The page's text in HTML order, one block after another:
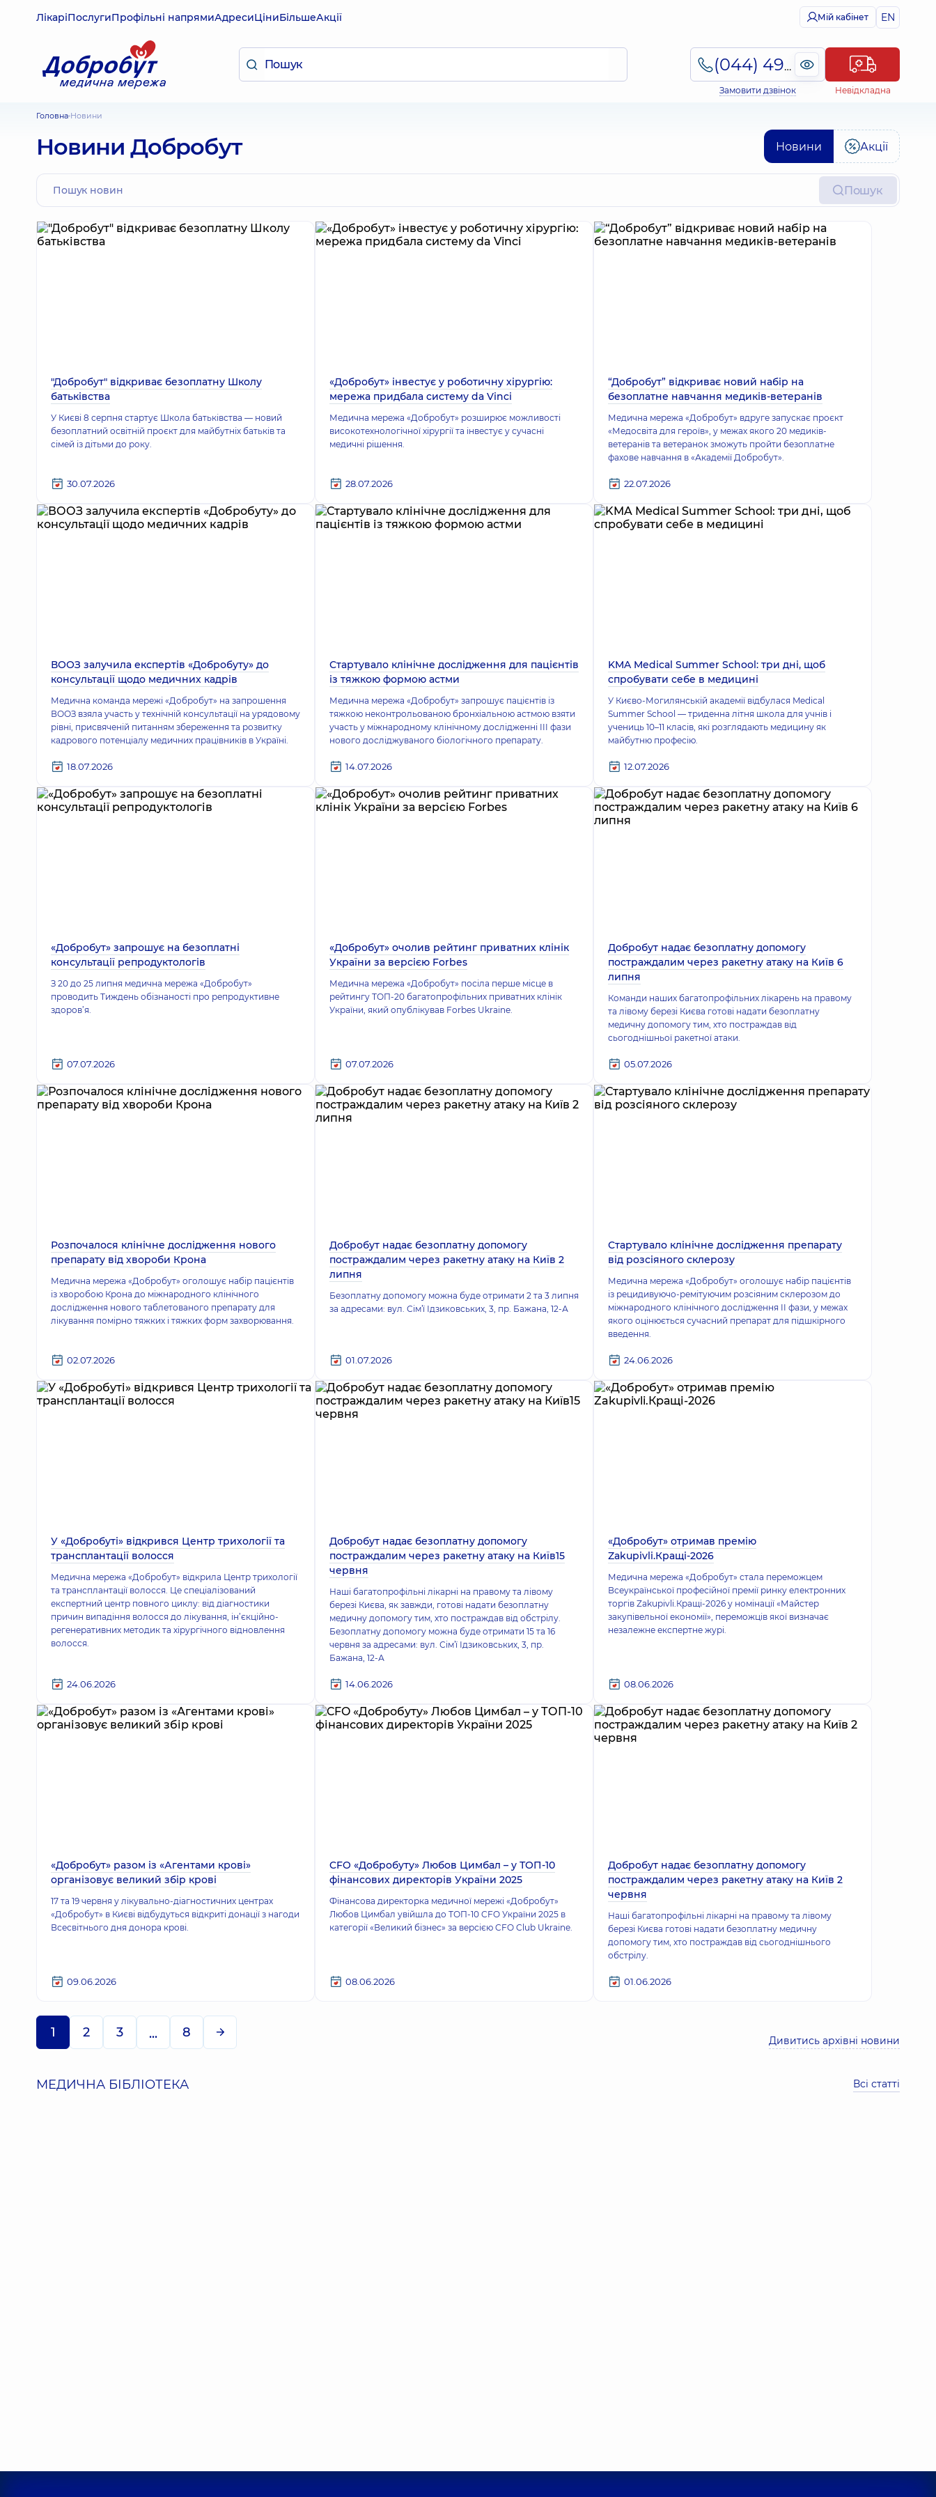
ЛікаріПослугиПрофільні напрямиАдресиЦіниБільшеАкції Мій кабінет EN
(044) 495-2-888
Замовити дзвінок Невідкладна
Головна Новини
Новини Добробут Новини Акції
Пошук
"Добробут" відкриває безоплатну Школу
батьківства
У Києві 8 серпня стартує Школа батьківства — новий
безоплатний освітній проєкт для майбутніх батьків та
сімей із дітьми до року.
30.07.2026
«Добробут» інвестує у роботичну хірургію:
мережа придбала систему da Vinci
Медична мережа «Добробут» розширює можливості
високотехнологічної хірургії та інвестує у сучасні
медичні рішення.
28.07.2026
“Добробут” відкриває новий набір на
безоплатне навчання медиків-ветеранів
Медична мережа «Добробут» вдруге запускає проєкт
«Медосвіта для героїв», у межах якого 20 медиків-
ветеранів та ветеранок зможуть пройти безоплатне
фахове навчання в «Академії Добробут».
22.07.2026
ВООЗ залучила експертів «Добробуту» до
консультації щодо медичних кадрів
Медична команда мережі «Добробут» на запрошення
ВООЗ взяла участь у технічній консультації на урядовому
рівні, присвяченій питанням збереження та розвитку
кадрового потенціалу медичних працівників в Україні.
18.07.2026
Стартувало клінічне дослідження для пацієнтів
із тяжкою формою астми
Медична мережа «Добробут» запрошує пацієнтів із
тяжкою неконтрольованою бронхіальною астмою взяти
участь у міжнародному клінічному дослідженні III фази
нового досліджуваного біологічного препарату.
14.07.2026
KMA Medical Summer School: три дні, щоб
спробувати себе в медицині
У Києво-Могилянській академії відбулася Medical
Summer School — триденна літня школа для учнів і
учениць 10–11 класів, які розглядають медицину як
майбутню професію.
12.07.2026
«Добробут» запрошує на безоплатні
консультації репродуктологів
З 20 до 25 липня медична мережа «Добробут»
проводить Тиждень обізнаності про репродуктивне
здоров’я.
07.07.2026
«Добробут» очолив рейтинг приватних клінік
України за версією Forbes
Медична мережа «Добробут» посіла перше місце в
рейтингу ТОП-20 багатопрофільних приватних клінік
України, який опублікував Forbes Ukraine.
07.07.2026
Добробут надає безоплатну допомогу
постраждалим через ракетну атаку на Київ 6
липня
Команди наших багатопрофільних лікарень на правому
та лівому березі Києва готові надати безоплатну
медичну допомогу тим, хто постраждав від
сьогоднішньої ракетної атаки.
05.07.2026
Розпочалося клінічне дослідження нового
препарату від хвороби Крона
Медична мережа «Добробут» оголошує набір пацієнтів
із хворобою Крона до міжнародного клінічного
дослідження нового таблетованого препарату для
лікування помірно тяжких і тяжких форм захворювання.
02.07.2026
Добробут надає безоплатну допомогу
постраждалим через ракетну атаку на Київ 2
липня
Безоплатну допомогу можна буде отримати 2 та 3 липня
за адресами: вул. Сімʼї Ідзиковських, 3, пр. Бажана, 12-А
01.07.2026
Стартувало клінічне дослідження препарату
від розсіяного склерозу
Медична мережа «Добробут» оголошує набір пацієнтів
із рецидивуючо-ремітуючим розсіяним склерозом до
міжнародного клінічного дослідження II фази, у межах
якого оцінюється сучасний препарат для підшкірного
введення.
24.06.2026
У «Добробуті» відкрився Центр трихології та
трансплантації волосся
Медична мережа «Добробут» відкрила Центр трихології
та трансплантації волосся. Це спеціалізований
експертний центр повного циклу: від діагностики
причин випадіння волосся до лікування, ін’єкційно-
регенеративних методик та хірургічного відновлення
волосся.
24.06.2026
Добробут надає безоплатну допомогу
постраждалим через ракетну атаку на Київ15
червня
Наші багатопрофільні лікарні на правому та лівому
березі Києва, як завжди, готові надати безоплатну
медичну допомогу тим, хто постраждав від обстрілу.
Безоплатну допомогу можна буде отримати 15 та 16
червня за адресами: вул. Сімʼї Ідзиковських, 3, пр.
Бажана, 12-А
14.06.2026
«Добробут» отримав премію
Zakupivli.Кращі-2026
Медична мережа «Добробут» стала переможцем
Всеукраїнської професійної премії ринку електронних
торгів Zakupivli.Кращі-2026 у номінації «Майстер
закупівельної економії», переможців якої визначає
незалежне експертне журі.
08.06.2026
«Добробут» разом із «Агентами крові»
організовує великий збір крові
17 та 19 червня у лікувально-діагностичних центрах
«Добробут» в Києві відбудуться відкриті донації з нагоди
Всесвітнього дня донора крові.
09.06.2026
CFO «Добробуту» Любов Цимбал – у ТОП-10
фінансових директорів України 2025
Фінансова директорка медичної мережі «Добробут»
Любов Цимбал увійшла до ТОП-10 CFO України 2025 в
категорії «Великий бізнес» за версією CFO Club Ukraine.
08.06.2026
Добробут надає безоплатну допомогу
постраждалим через ракетну атаку на Київ 2
червня
Наші багатопрофільні лікарні на правому та лівому
березі Києва готові надати безоплатну медичну
допомогу тим, хто постраждав від сьогоднішнього
обстрілу.
01.06.2026
1 2 3 ... 8
Дивитись архівні новини
МЕДИЧНА БІБЛІОТЕКА Всі статті